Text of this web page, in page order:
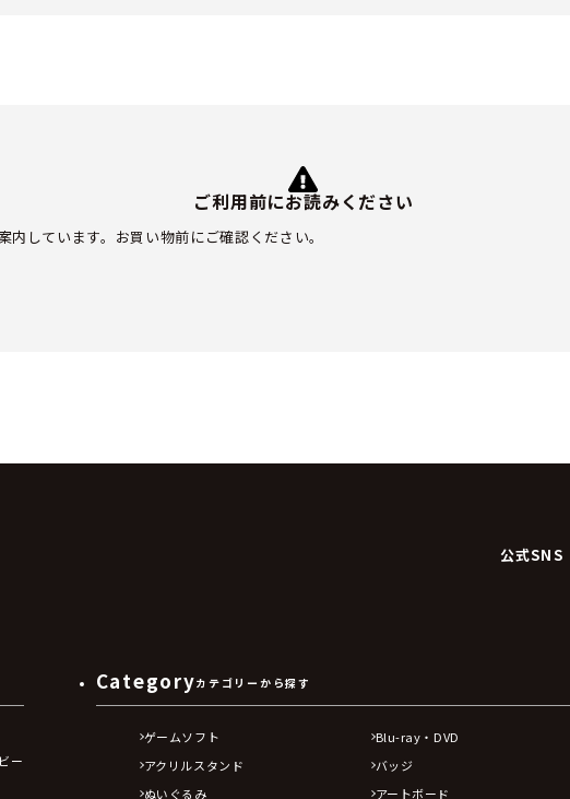
ご利用前にお読みください
しています。お買い物前にご確認ください。
公式SNS
ー
Categoryカテゴリーから探す
ゲームソフト Blu-ray・DVD
アクリルスタンド
バッジ
ぬいぐるみ
アートボード